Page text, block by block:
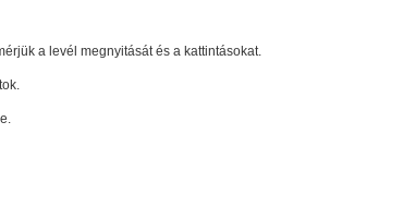
a levél megnyitását és a kattintásokat.